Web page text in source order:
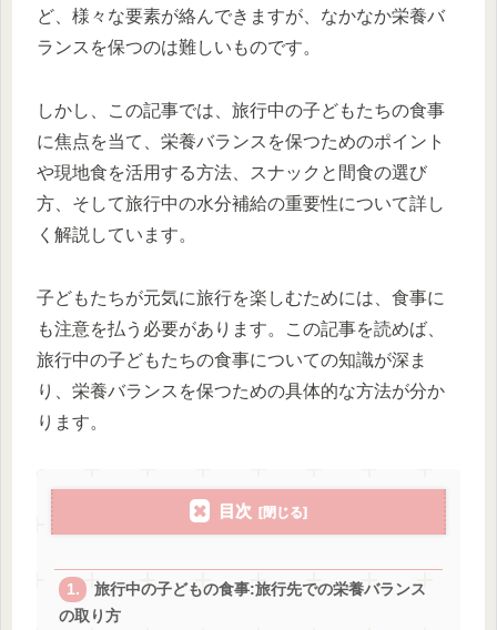
ど、様々な要素が絡んできますが、なかなか栄養バ
ランスを保つのは難しいものです。
しかし、この記事では、旅行中の子どもたちの食事
に焦点を当て、栄養バランスを保つためのポイント
や現地食を活用する方法、スナックと間食の選び
方、そして旅行中の水分補給の重要性について詳し
く解説しています。
子どもたちが元気に旅行を楽しむためには、食事に
も注意を払う必要があります。この記事を読めば、
旅行中の子どもたちの食事についての知識が深ま
り、栄養バランスを保つための具体的な方法が分か
ります。
目次
旅行中の子どもの食事:旅行先での栄養バランス
の取り方